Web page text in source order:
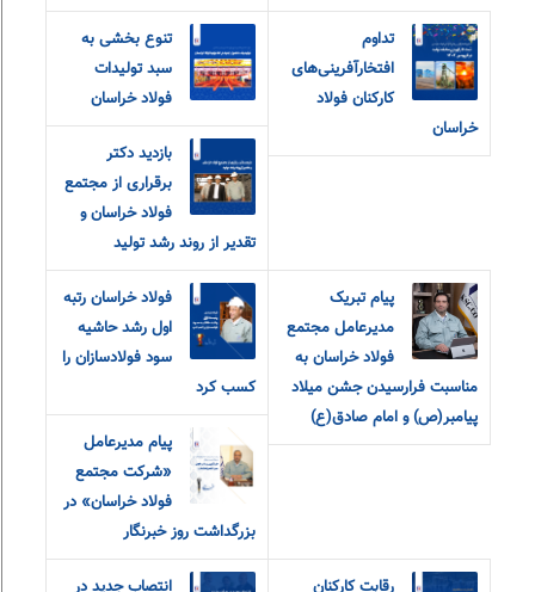
تداوم
افتخارآفرینی‌های
کارکنان فولاد
خراسان
تنوع بخشی به
سبد تولیدات
فولاد خراسان
بازدید دکتر
برقراری از مجتمع
فولاد خراسان و
تقدیر از روند رشد تولید
پیام تبریک
مدیرعامل مجتمع
فولاد خراسان به
مناسبت فرارسیدن جشن میلاد
پیامبر(ص) و امام صادق(ع)
فولاد خراسان رتبه
اول رشد حاشیه
سود فولادسازان را
کسب کرد
پیام مدیرعامل
«شرکت مجتمع
فولاد خراسان» در
بزرگداشت روز خبرنگار